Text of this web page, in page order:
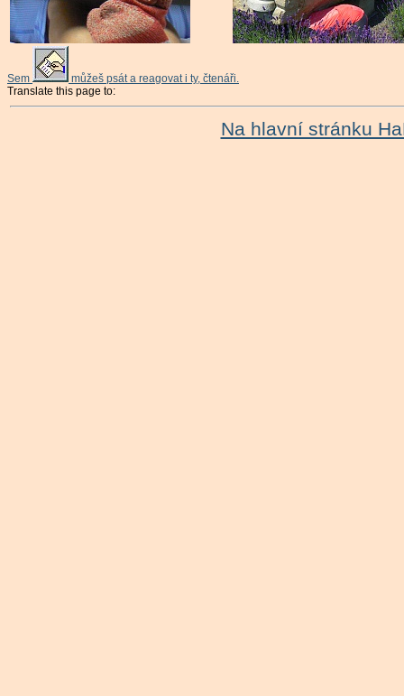
Sem
můžeš psát a reagovat i ty, čtenáři.
Translate this page to:
Na hlavní stránku